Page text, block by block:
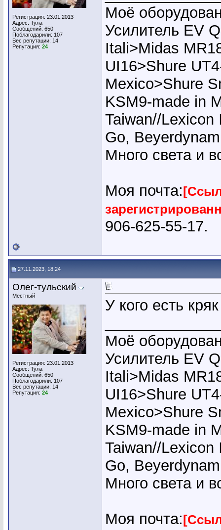
Регистрация: 23.01.2013
Адрес: Тула
Сообщений: 650
Поблагодарили: 107
Вес репутации: 14
Репутация: 24
Моё
Усилитель EV
Itali>Midas
UI16>Shure
Mexico>Shure
KSM9-made in
Taiwan//Lexicon
Go,
Много света и
Моя почта:
906-625-55-17.
27.11.2023, 18:24
Олег-тульский
Местный
Регистрация: 23.01.2013
Адрес: Тула
Сообщений: 650
Поблагодарили: 107
Вес репутации: 14
Репутация: 24
У кого есть
Моё
Усилитель EV
Itali>Midas
UI16>Shure
Mexico>Shure
KSM9-made in
Taiwan//Lexicon
Go,
Много света и
Моя почта: